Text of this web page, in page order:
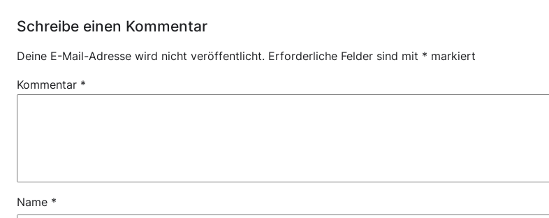
Schreibe einen Kommentar
Deine E-Mail-Adresse wird nicht veröffentlicht. Erforderliche Felder sind mit * markiert
Kommentar *
Name *